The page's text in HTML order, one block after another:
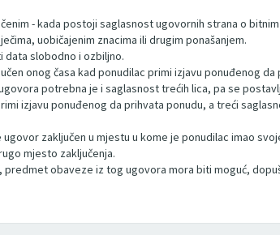
- kada postoji saglasnost ugovornih strana o
uobičajenim znacima ili drugim ponašanjem.
data slobodno i ozbiljno.
onog časa kad ponudilac primi izjavu ponuđenog
potrebna je i saglasnost trećih lica, pa se
izjavu ponuđenog da prihvata ponudu, a treći
ugovor zaključen u mjestu u kome je ponudilac imao
mjesto zaključenja.
predmet obaveze iz tog ugovora mora biti moguć,